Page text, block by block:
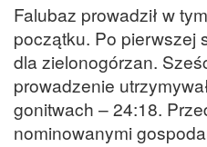
Falubaz prowadził w
początku. Po pierwszej
dla zielonogórzan.
prowadzenie
gonitwach – 24:18.
nominowanymi